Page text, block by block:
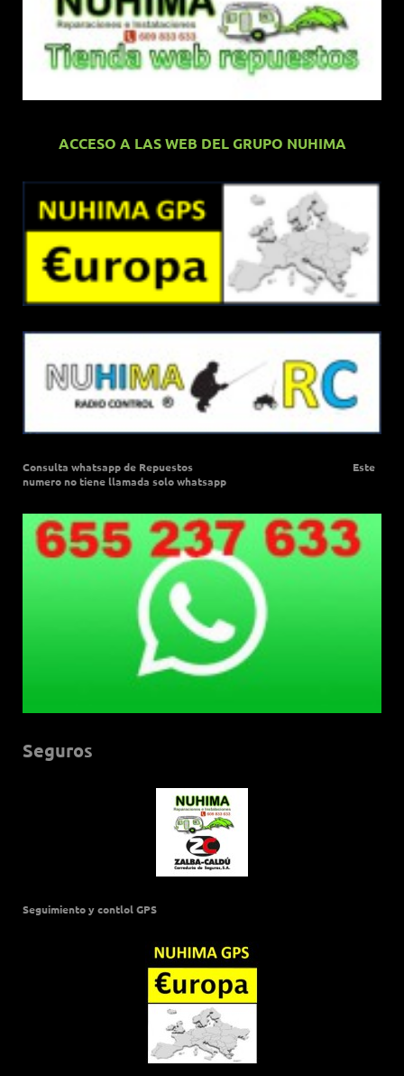
ACCESO A LAS WEB DEL GRUPO NUHIMA
Consulta whatsapp de Repuestos Este
numero no tiene llamada solo whatsapp
Seguros
Seguimiento y contlol GPS